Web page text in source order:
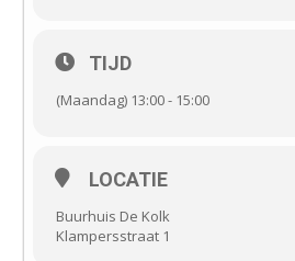
TIJD
(Maandag) 13:00 - 15:00
LOCATIE
Buurhuis De Kolk
Klampersstraat 1